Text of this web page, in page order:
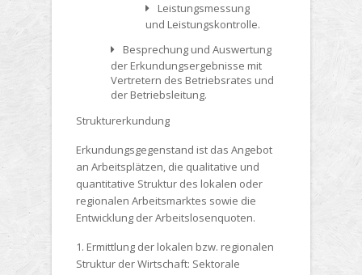
Leistungsmessung
und Leistungskontrolle.
Besprechung und Auswertung
der Erkundungsergebnisse mit
Vertretern des Betriebsrates und
der Betriebsleitung.
Strukturerkundung
Erkundungsgegenstand ist das Angebot
an Arbeitsplätzen, die qualitative und
quantitative Struktur des lokalen oder
regionalen Arbeitsmarktes sowie die
Entwicklung der Arbeitslosenquoten.
1. Ermittlung der lokalen bzw. regionalen
Struktur der Wirtschaft: Sektorale